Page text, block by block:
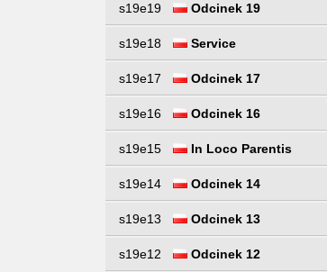
s19e19 Odcinek 19
s19e18 Service
s19e17 Odcinek 17
s19e16 Odcinek 16
s19e15 In Loco Parentis
s19e14 Odcinek 14
s19e13 Odcinek 13
s19e12 Odcinek 12